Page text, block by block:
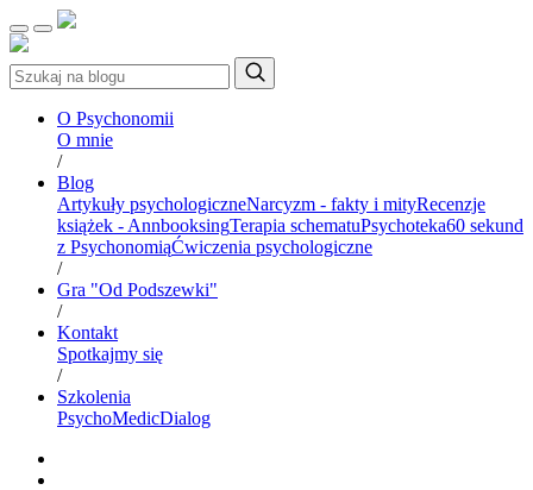
O Psychonomii
O mnie
/
Blog
Artykuły psychologiczneNarcyzm - fakty i mityRecenzje
książek - AnnbooksingTerapia schematuPsychoteka60 sekund
z PsychonomiąĆwiczenia psychologiczne
/
Gra "Od Podszewki"
/
Kontakt
Spotkajmy się
/
Szkolenia
PsychoMedicDialog